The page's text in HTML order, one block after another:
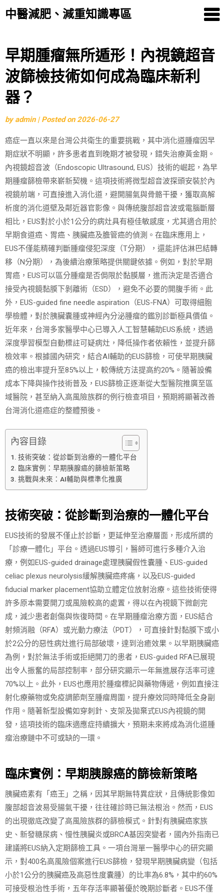
中醫減肥、減重知識專區
Skip
content
早期腫瘤無所遁形！內視鏡超音
波篩檢技術如何成為臨床新利
器？
byadmin | Posted on2026-06-27
癌症一直以來是台灣公共衛生的重要挑戰，其中消化道腫瘤因早
期症狀不明顯，許多患者直到晚期才被發現，錯失治療黃金期。
內視鏡超音波（Endoscopic Ultrasound, EUS）技術的崛起，為早
期腫瘤篩檢帶來嶄新契機。這項技術將微型超音波探頭安裝於內
視鏡前端，可直接進入消化道，避開腸氣與骨骼干擾，獲取高解
析度的消化道壁及鄰近器官影像。與傳統腹部超音波或電腦斷層
相比，EUS對於小於1公分的病灶具有極佳敏感度，尤其適合用於
早期食道癌、胃癌、胰臟癌及膽管癌的偵測。在臨床應用上，
EUS不僅能精確判斷腫瘤侵犯深度（T分期），還能評估淋巴結轉
移（N分期），為後續治療策略提供關鍵依據。例如，對於早期
胃癌，EUS可以區分腫瘤是否侷限於黏膜層，進而決定是否適合
接受內視鏡黏膜下剝離術（ESD），避免不必要的開腹手術。此
外，EUS-guided fine needle aspiration（EUS-FNA）可取得細胞
學檢體，對於胰臟囊腫或神經內分泌腫瘤的鑑別診斷極具價值。
近年來，台灣多家醫學中心已導入人工智慧輔助EUS系統，透過
深度學習模型自動標註可疑病灶，降低操作者依賴性，並提升篩
檢效率。根據國內研究，結合AI輔助的EUS篩檢，可使早期胰臟
癌的檢出率提升至85%以上，較傳統方法提高約20%。隨著設備
成本下降與操作技術普及，EUS篩檢正逐漸從大型醫院推廣至區
域醫院，甚至納入高風險族群的例行檢查項目，預期將顯著改善
台灣消化道癌症的整體預後。
內容目錄
技術突破：從診斷到治療的一體化平台
臨床實例：早期胰腺癌的篩檢新策略
挑戰與未來：AI輔助與標準化推廣
技術突破：從診斷到治療的一體化平台
EUS技術的發展不僅止於診斷，更延伸至治療層面，形成所謂的
「診療一體化」平台。透過EUS導引，醫師可進行多種介入治
療，例如EUS-guided drainage處理胰臟假性囊腫、EUS-guided
celiac plexus neurolysis緩解胰臟癌疼痛，以及EUS-guided
fiducial marker placement協助立體定位放射治療。這些技術使得
許多原本需要開刀或風險較高的處置，得以在內視鏡下微創完
成，減少患者創傷與恢復時間。在早期腫瘤治療方面，EUS結合
射頻消融（RFA）或光動力療法（PDT），可直接針對黏膜下或小
於2公分的惡性病灶進行局部破壞，達到治癒效果。以早期胰臟癌
為例，對於無法手術或拒絕開刀的患者，EUS-guided RFA已展現
出令人振奮的局部控制率，部分研究顯示一年無進展存活率可達
70%以上。此外，EUS也應用於腫瘤標記與藥物傳遞，例如直接注
射化療藥物或免疫調節劑至腫瘤周圍，提升療效同時降低全身副
作用。隨著新型設備如穿刺針、支架及拋棄式EUS內視鏡的開
發，這項技術的臨床適應症持續擴大，預期未來將成為消化道腫
瘤治療鏈中不可或缺的一環。
臨床實例：早期胰腺癌的篩檢新策略
胰臟癌素有「癌王」之稱，因其早期無特異症狀，且傳統影像如
腹部超音波易受腸氣干擾，往往確診時已無法根治。然而，EUS
的出現徹底改變了高風險族群的篩檢模式。針對有胰臟癌家族
史、新發糖尿病、慢性胰臟炎或BRCA基因突變者，國內外指南已
建議將EUS納入定期篩檢工具。一項台灣單一醫學中心的研究顯
示，對400名高風險個案進行EUS篩檢，發現早期胰臟病變（包括
小於1公分的胰臟癌及高惡性度囊腫）的比率為6.8%，其中約60%
可接受根治性手術，五年存活率顯著優於晚期診斷者。EUS不僅